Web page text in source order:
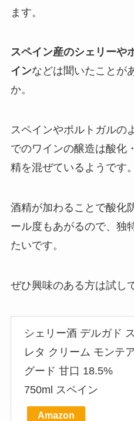
ます。
スペイン産のシェリーや
インなどは聞いたことが
か。
スペインやポルトガルの
でのワインの醸造は酸化
精を混ぜているようです。
酒精が加わることで酸化
ール度もあがるので、 独
たいです。
ぜひ興味のある方は試し
シェリー酒 デルガド ス
レタ クリーム モンテ
グード 甘口 18.5%
750ml スペイン
Amazon